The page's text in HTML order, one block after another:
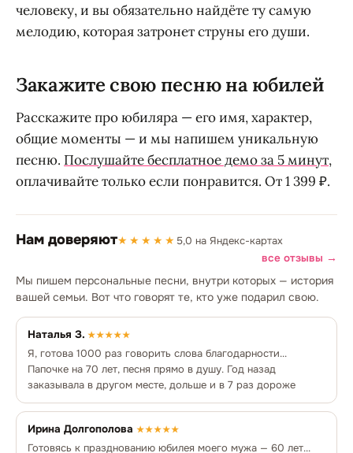
человеку, и вы обязательно найдёте ту самую
мелодию, которая затронет струны его души.
Закажите свою песню на юбилей
Расскажите про юбиляра — его имя, характер,
общие моменты — и мы напишем уникальную
песню. Послушайте бесплатное демо за 5 минут,
оплачивайте только если понравится. От 1 399 ₽.
Нам доверяют★★★★★ 5,0 на Яндекс-картах
все отзывы →
Мы пишем персональные песни, внутри которых — история
вашей семьи. Вот что говорят те, кто уже подарил свою.
Наталья З. ★★★★★
Я, готова 1000 раз говорить слова благодарности...
Папочке на 70 лет, песня прямо в душу. Год назад
заказывала в другом месте, дольше и в 7 раз дороже
Ирина Долгополова ★★★★★
Готовясь к празднованию юбилея моего мужа — 60 лет...